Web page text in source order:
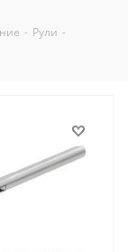
- Рули -